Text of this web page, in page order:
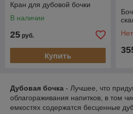
Кран для дубовой бочки
В наличии
25 руб.
Купить
Дубовая бочка - Лучшее, что
облагораживания напитков, в том
емкостях содержатся бесценные